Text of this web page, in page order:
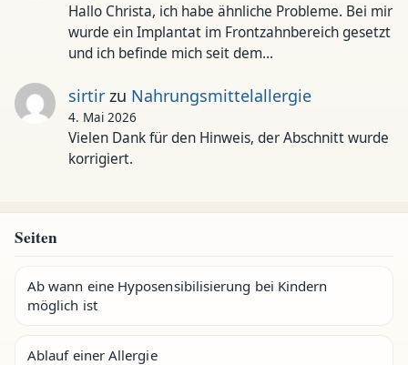
Hallo Christa, ich habe ähnliche Probleme. Bei mir
wurde ein Implantat im Frontzahnbereich gesetzt
und ich befinde mich seit dem…
sirtirzu Nahrungsmittelallergie
4. Mai 2026
Vielen Dank für den Hinweis, der Abschnitt wurde
korrigiert.
Seiten
Ab wann eine Hyposensibilisierung bei Kindern
möglich ist
Ablauf einer Allergie